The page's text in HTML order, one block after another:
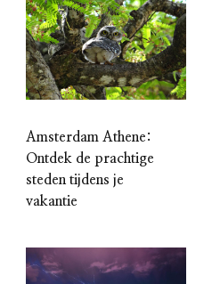
Amsterdam Athene:
Ontdek de prachtige
steden tijdens je
vakantie